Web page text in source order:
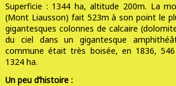
Superficie : 1344 ha, altitude 200m. La
(Mont Liausson) fait 523m à son point le
gigantesques colonnes de calcaire
du ciel dans un gigantesque
commune était très boisée, en 1836,
1324 ha.
Un peu d’histoire :